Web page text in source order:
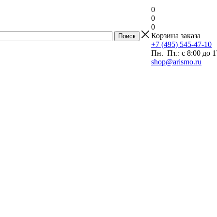
0
0
0
Корзина заказа
+7 (495) 545-47-10
Пн.–Пт.: с 8:00 до
shop@arismo.ru